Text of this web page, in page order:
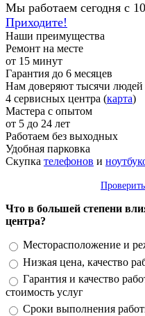
Мы работаем сегодня с
Приходите!
Наши преимущества
Ремонт на месте
от 15 минут
Гарантия до 6 месяцев
Нам доверяют тысячи людей
4 сервисных центра (карта)
Мастера с опытом
от 5 до 24 лет
Работаем без выходных
Удобная парковка
Скупка телефонов и
Что в большей степени
центра?
Варианты
Месторасположение и
Низкая цена, качество
Гарантия и качество
стоимость услуг
Сроки выполнения